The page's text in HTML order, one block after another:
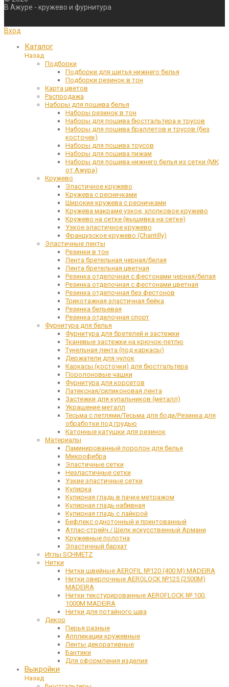
В Ажуре - кружево и фурнитура
Вход
Каталог
Назад
Подборки
Подборки для шитья нижнего белья
Подборки резинок в тон
Карта цветов
Распродажа
Наборы для пошива белья
Наборы резинок в тон
Наборы для пошива бюстгальтера и трусов
Наборы для пошива браллетов и трусов (без
косточек)
Наборы для пошива трусов
Наборы для пошива пижам
Наборы для пошива нижнего белья из сетки (МК
от Ажура)
Кружево
Эластичное кружево
Кружева с ресничками
Широкие кружева с ресничками
Кружева макраме узкое, хлопковое кружево
Кружево на сетке (вышивка на сетке)
Узкое эластичное кружево
Французское кружево (Chantilly)
Эластичные ленты
Резинки в тон
Лента бретельная черная/белая
Лента бретельная цветная
Резинка отделочная с фестонами черная/белая
Резинка отделочная с фестонами цветная
Резинка отделочная без фестонов
Трикотажная эластичная бейка
Резинка бельевая
Резинка отделочная спорт
Фурнитура для белья
Фурнитура для бретелей и застежки
Тканевые застежки на крючок-петлю
Тунельная лента (под каркасы)
Держатели для чулок
Каркасы (косточки) для бюстгальтера
Поролоновые чашки
Фурнитура для корсетов
Латексная/силиконовая лента
Застежки для купальников (металл)
Украшение металл
Тесьма с петлями/Тесьма для боди/Резинка для
обработки под грудью
Катонные катушки для резинок
Материалы
Ламинированный поролон для белья
Микрофибра
Эластичные сетки
Неэластичные сетки
Узкие эластичные сетки
Кулирка
Кулирная гладь в пачке метражом
Кулирная гладь набивная
Кулирная гладь с лайкрой
Бифлекс однотонный и принтованный
Атлас-стрейч / Шелк искусственный Армани
Кружевные полотна
Эластичный бархат
Иглы SCHMETZ
Нитки
Нитки швейные AEROFIL №120 (400 М) MADEIRA
Нитки оверлочные AEROLOCK №125 (2500М)
MADEIRA
Нитки текстурированные AEROFLOCK № 100,
1000М MADEIRA
Нитки для потайного шва
Декор
Перья разные
Аппликации кружевные
Ленты декоративные
Бантики
Для оформления изделия
Выкройки
Назад